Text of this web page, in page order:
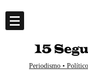
Periodismo •